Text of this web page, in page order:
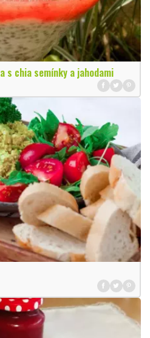
s chia semínky a jahodami